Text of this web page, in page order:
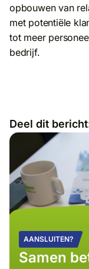
opbouwen van
met potentiële
tot meer
bedrijf.
Deel dit
AANSLUITEN?
Samen